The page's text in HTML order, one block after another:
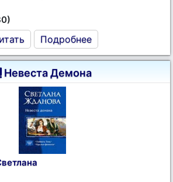
Подробнее
Невеста Демона